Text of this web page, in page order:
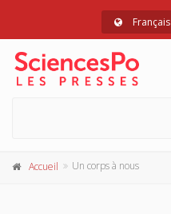
Français
Accueil Un corps à nous